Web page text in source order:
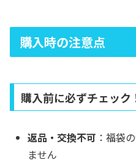
購入時の注意点
購入前に必ずチェック
返品・交換不可 ：福袋
ません